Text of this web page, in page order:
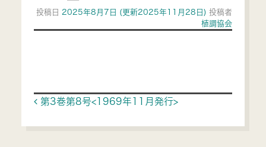
投稿日 2025年8月7日 (更新2025年11月28日)投稿者
植調協会
Post navigation
第3巻第8号<1969年11月発行>